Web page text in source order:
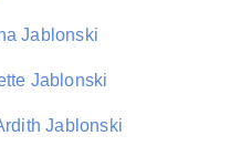
Jablonski
Jablonski
Jablonski